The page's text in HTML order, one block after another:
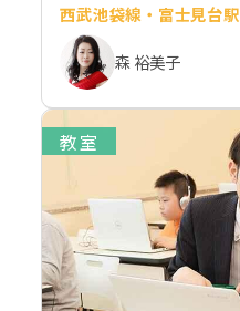
西武池袋線・富士見台駅
森 裕美子
教室